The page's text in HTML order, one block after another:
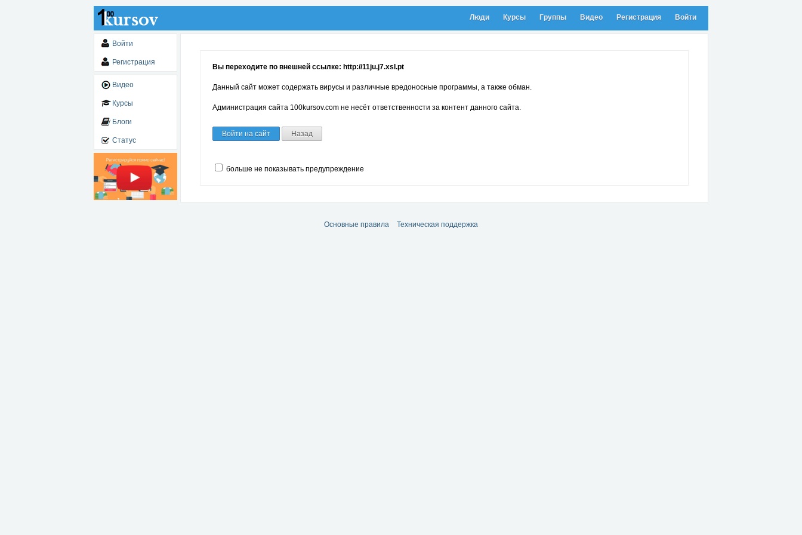
Люди Курсы Группы Видео Регистрация Войти
Войти
Регистрация
Видео
Курсы
Блоги
Статус
Вы переходите по внешней ссылке: http://11ju.j7.xsl.pt
Данный сайт может содержать вирусы и различные вредоносные программы, а также обман.
Администрация сайта 100kursov.com не несёт ответственности за контент данного сайта.
Войти на сайт Назад
больше не показывать предупреждение
Основные правила Техническая поддержка